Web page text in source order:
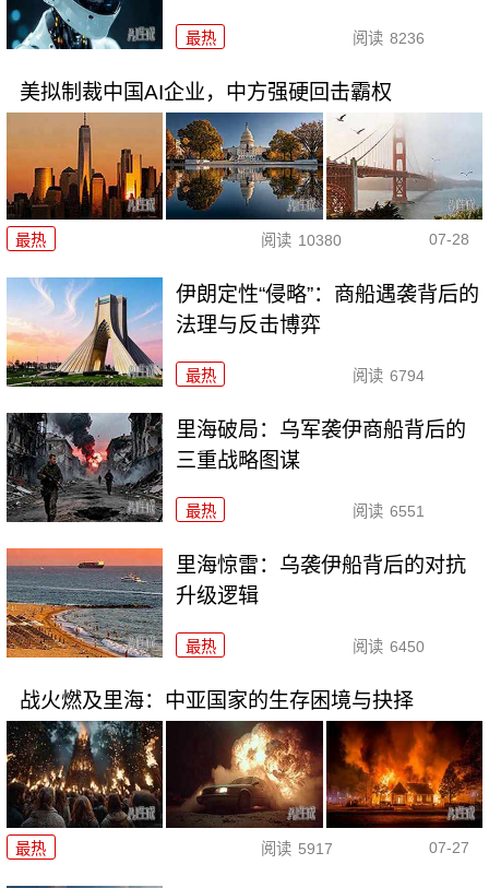
最热 阅读 8236
美拟制裁中国AI企业，中方强硬回击霸权
最热 阅读 10380 07-28
伊朗定性“侵略”：商船遇袭背后的
法理与反击博弈
最热 阅读 6794
里海破局：乌军袭伊商船背后的
三重战略图谋
最热 阅读 6551
里海惊雷：乌袭伊船背后的对抗
升级逻辑
最热 阅读 6450
战火燃及里海：中亚国家的生存困境与抉择
最热 阅读 5917 07-27